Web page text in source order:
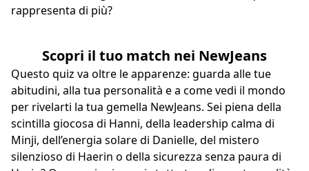
rappresenta di più?
Scopri il tuo match nei NewJeans
Questo quiz va oltre le apparenze: guarda alle tue
abitudini, alla tua personalità e a come vedi il mondo
per rivelarti la tua gemella NewJeans. Sei piena della
scintilla giocosa di Hanni, della leadership calma di
Minji, dell’energia solare di Danielle, del mistero
silenzioso di Haerin o della sicurezza senza paura di